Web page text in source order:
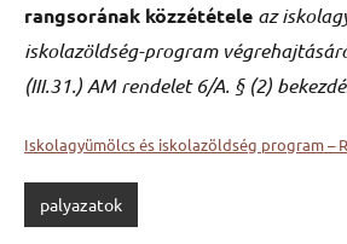
rangsorának közzététele az
iskolazöldség-program
(III.31.) AM rendelet 6/A. § (2)
Iskolagyümölcs és iskolazöldség program –
palyazatok